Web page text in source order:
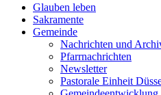
Glauben leben
Sakramente
Gemeinde
Nachrichten und
Pfarrnachrichten
Newsletter
Pastorale Einheit